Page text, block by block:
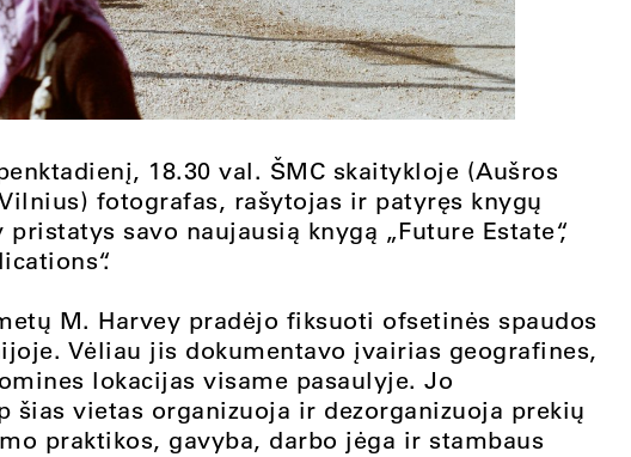
18.30 val. ŠMC skaitykloje (Aušros
fotografas, rašytojas ir patyręs knygų
savo naujausią knygą „Future Estate“,
M. Harvey pradėjo fiksuoti ofsetinės spaudos
Vėliau jis dokumentavo įvairias geografines,
lokacijas visame pasaulyje. Jo
vietas organizuoja ir dezorganizuoja prekių
praktikos, gavyba, darbo jėga ir stambaus